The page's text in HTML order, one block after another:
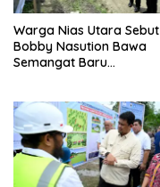
Warga Nias Utara Sebut
Bobby Nasution Bawa
Semangat Baru